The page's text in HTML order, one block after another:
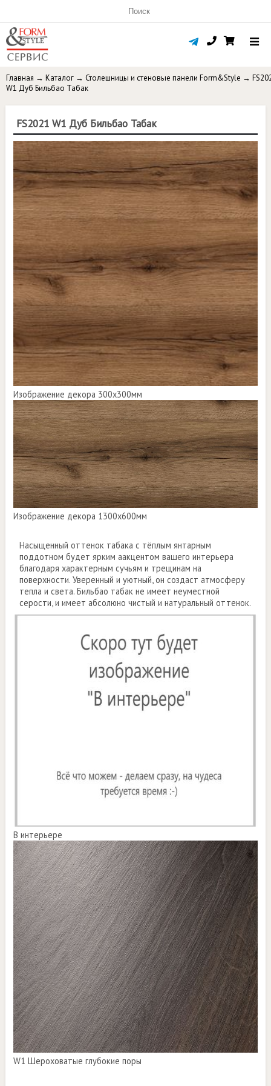
Главная → Каталог → Столешницы и стеновые панели Form&Style →
W1 Дуб Бильбао Табак
FS2021 W1 Дуб Бильбао Табак
Изображение декора 300х300мм
Изображение декора 1300х600мм
Насыщенный оттенок табака с тёплым янтарным
поддотном будет ярким аакцентом вашего интерьера
благодаря характерным сучьям и трещинам на
поверхности. Уверенный и уютный, он создаст атмосферу
тепла и света. Бильбао табак не имеет неуместной
серости, и имеет абсолюно чистый и натуральный оттенок.
В интерьере
W1 Шероховатые глубокие поры